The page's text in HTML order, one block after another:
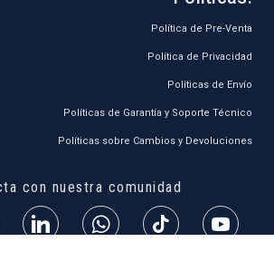
Política de Pre-Venta
Política de Privacidad
Políticas de Envío
Políticas de Garantía y Soporte Técnico
Políticas sobre Cambios y Devoluciones
con nuestra comunidad